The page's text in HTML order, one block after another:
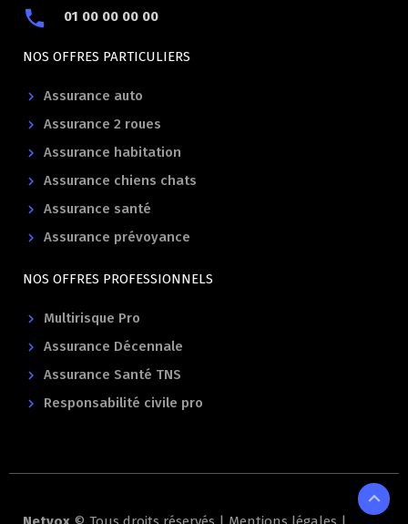
01 00 00 00 00
NOS OFFRES PARTICULIERS
Assurance auto
Assurance 2 roues
Assurance habitation
Assurance chiens chats
Assurance santé
Assurance prévoyance
NOS OFFRES PROFESSIONNELS
Multirisque Pro
Assurance Décennale
Assurance Santé TNS
Responsabilité civile pro
expand_less